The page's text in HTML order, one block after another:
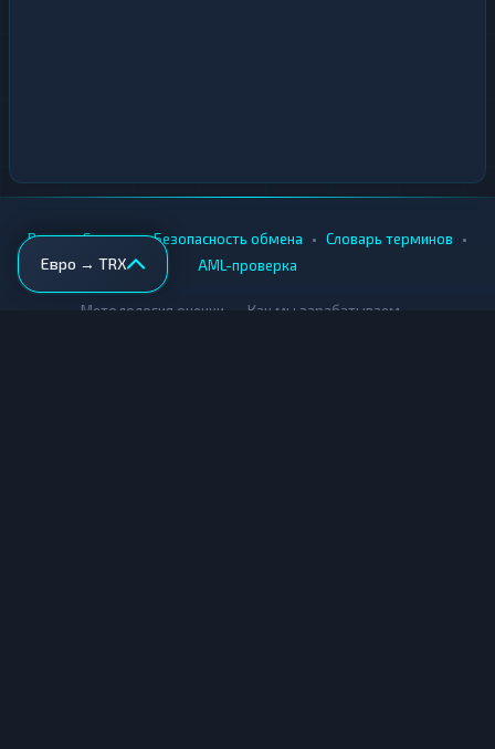
Евро → TRX
Вики • Города • Безопасность обмена • Словарь терминов •
AML-проверка
Методология оценки Как мы зарабатываем